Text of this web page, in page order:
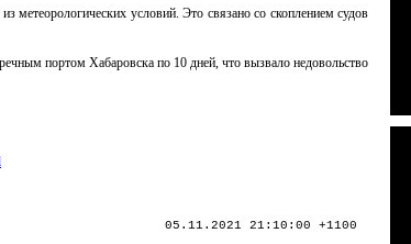
метеорологических условий. Это связано со скоплением судов
портом Хабаровска по 10 дней, что вызвало недовольство
05.11.2021 21:10:00 +1100